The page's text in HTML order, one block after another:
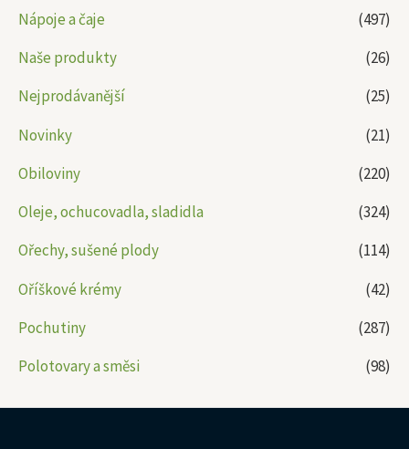
Nápoje a čaje
(497)
Naše produkty
(26)
Nejprodávanější
(25)
Novinky
(21)
Obiloviny
(220)
Oleje, ochucovadla, sladidla
(324)
Ořechy, sušené plody
(114)
Oříškové krémy
(42)
Pochutiny
(287)
Polotovary a směsi
(98)